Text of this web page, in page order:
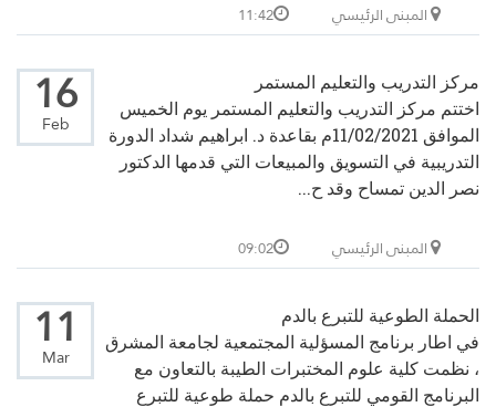
المبنى الرئيسي 11:42
16
Feb
مركز التدريب والتعليم المستمر
اختتم مركز التدريب والتعليم المستمر يوم الخميس
الموافق 11/02/2021م بقاعدة د. ابراهيم شداد الدورة
التدريبية في التسويق والمبيعات التي قدمها الدكتور
نصر الدين تمساح وقد ح...
المبنى الرئيسي 09:02
11
Mar
الحملة الطوعية للتبرع بالدم
في اطار برنامج المسؤلية المجتمعية لجامعة المشرق
، نظمت كلية علوم المختبرات الطيبة بالتعاون مع
البرنامج القومي للتبرع بالدم حملة طوعية للتبرع